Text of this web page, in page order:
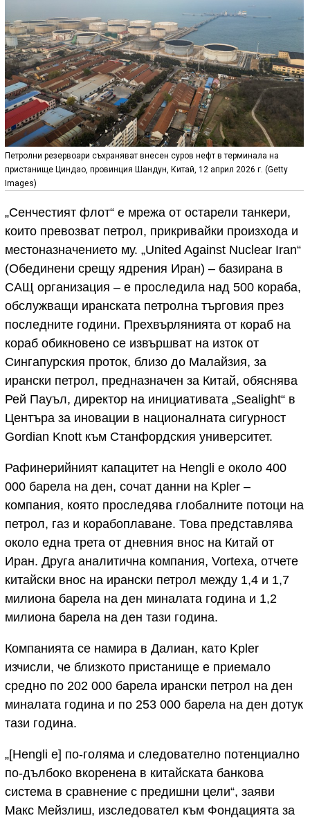
Петролни резервоари съхраняват внесен суров нефт в терминала на
пристанище Циндао, провинция Шандун, Китай, 12 април 2026 г. (Getty
Images)
„Сенчестият флот“ е мрежа от остарели танкери,
които превозват петрол, прикривайки произхода и
местоназначението му. „United Against Nuclear Iran“
(Обединени срещу ядрения Иран) – базирана в
САЩ организация – е проследила над 500 кораба,
обслужващи иранската петролна търговия през
последните години. Прехвърлянията от кораб на
кораб обикновено се извършват на изток от
Сингапурския проток, близо до Малайзия, за
ирански петрол, предназначен за Китай, обяснява
Рей Пауъл, директор на инициативата „Sealight“ в
Центъра за иновации в националната сигурност
Gordian Knott към Станфордския университет.
Рафинерийният капацитет на Hengli е около 400
000 барела на ден, сочат данни на Kpler –
компания, която проследява глобалните потоци на
петрол, газ и корабоплаване. Това представлява
около една трета от дневния внос на Китай от
Иран. Друга аналитична компания, Vortexa, отчете
китайски внос на ирански петрол между 1,4 и 1,7
милиона барела на ден миналата година и 1,2
милиона барела на ден тази година.
Компанията се намира в Далиан, като Kpler
изчисли, че близкото пристанище е приемало
средно по 202 000 барела ирански петрол на ден
миналата година и по 253 000 барела на ден дотук
тази година.
„[Hengli е] по-голяма и следователно потенциално
по-дълбоко вкоренена в китайската банкова
система в сравнение с предишни цели“, заяви
Макс Мейзлиш, изследовател към Фондацията за